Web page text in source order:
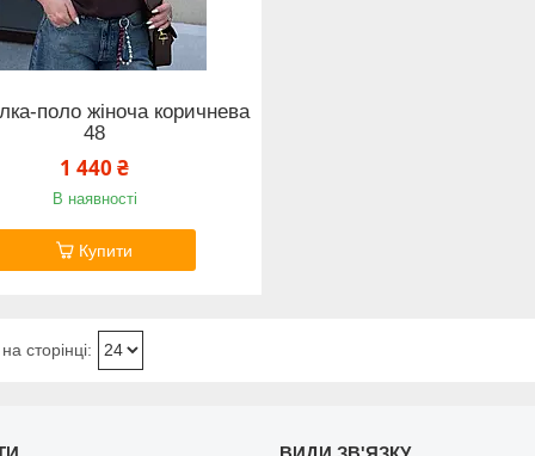
поло жіноча коричнева
48
1 440 ₴
В наявності
Купити